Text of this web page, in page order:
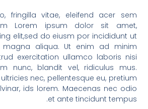
fringilla vitae, eleifend acer sem
Lorem ipsum dolor sit amet,
elit,sed do eiusm por incididunt ut
aliqua. Ut enim ad minim
exercitation ullamco laboris nisi
nunc, blandit vel, ridiculus mus.
nec, pellentesque eu, pretium
ids lorem. Maecenas nec odio
et ante tincidunt tempus.